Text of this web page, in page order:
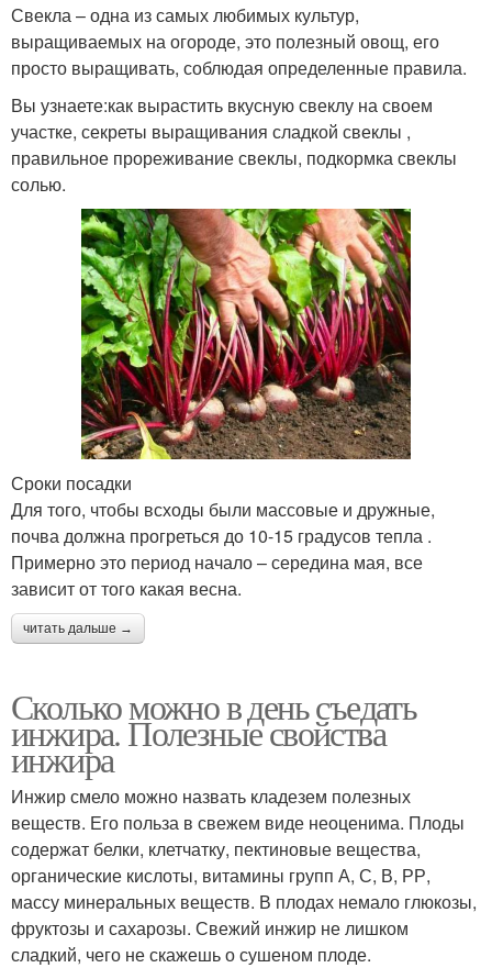
Свекла – одна из самых любимых культур,
выращиваемых на огороде, это полезный овощ, его
просто выращивать, соблюдая определенные правила.
Вы узнаете:как вырастить вкусную свеклу на своем
участке, секреты выращивания сладкой свеклы ,
правильное прореживание свеклы, подкормка свеклы
солью.
Сроки посадки
Для того, чтобы всходы были массовые и дружные,
почва должна прогреться до 10-15 градусов тепла .
Примерно это период начало – середина мая, все
зависит от того какая весна.
читать дальше →
Сколько можно в день съедать
инжира. Полезные свойства
инжира
Инжир смело можно назвать кладезем полезных
веществ. Его польза в свежем виде неоценима. Плоды
содержат белки, клетчатку, пектиновые вещества,
органические кислоты, витамины групп А, С, В, РР,
массу минеральных веществ. В плодах немало глюкозы,
фруктозы и сахарозы. Свежий инжир не лишком
сладкий, чего не скажешь о сушеном плоде.